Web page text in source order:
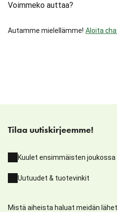
Voimmeko auttaa?
Autamme mielellämme! Aloita
Tilaa uutiskirjeemme!
Kuulet ensimmäisten
Uutuudet & tuotevinkit
Mistä aiheista haluat meidän